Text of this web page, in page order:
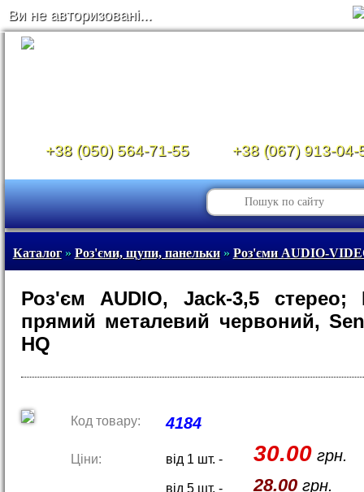
Ви не авторизовані...
+38 (050) 564-71-55 +38 (067) 913-04-
Каталог» Роз'єми, щупи, панельки» Роз'єми AUDIO-
Роз'єм AUDIO, Jack-3,5 стерео;
прямий металевий червоний,
HQ
Код товару: 4184
Ціни: від 1 шт. - 30.00грн.
від 5 шт. - 28.00грн.